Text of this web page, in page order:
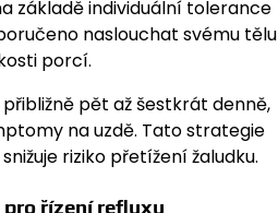
základě individuální tolerance
naslouchat svému tělu
porcí.
pět až šestkrát denně,
na uzdě. Tato strategie
riziko přetížení žaludku.
řízení refluxu